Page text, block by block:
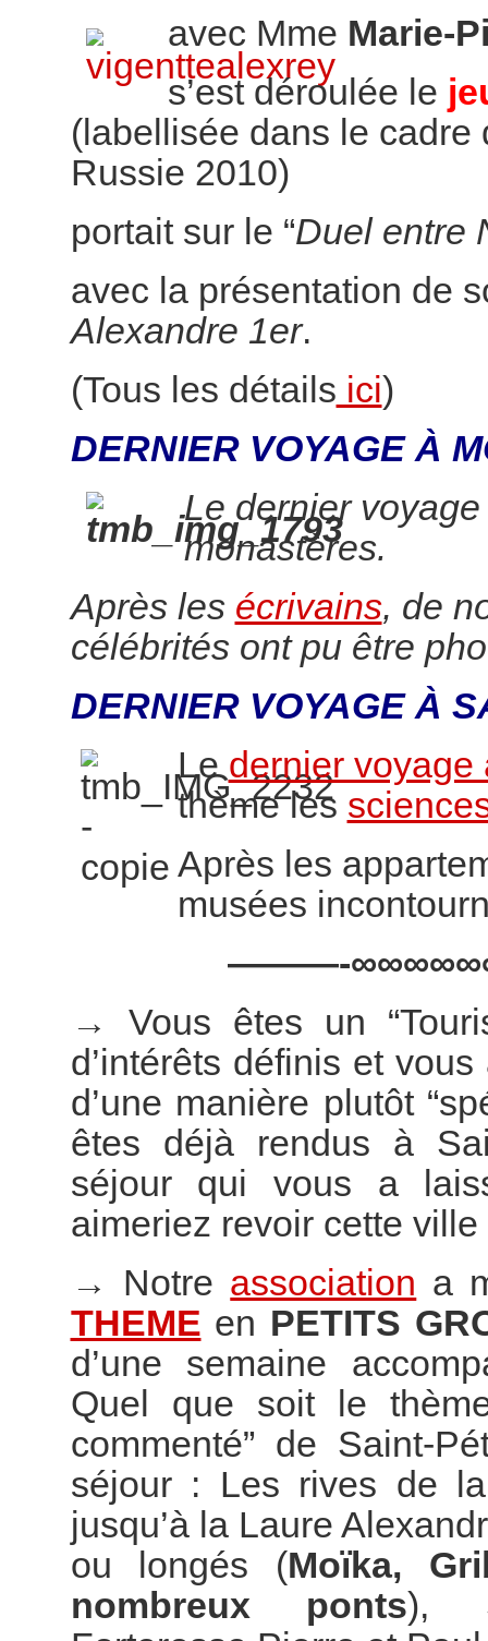
avec Mme Marie-
s’est déroulée le
(labellisée dans le cadre
Russie 2010)
portait sur le “Duel entre
avec la présentation de
Alexandre 1er.
(Tous les détails ici)
DERNIER VOYAGE À
Le dernier
monastères.
Après les écrivains, de
célébrités ont pu être
DERNIER VOYAGE À
Ledernier voyage
thème les
Après les
musées
———-
→Vous êtes un
d’intérêts définis et
d’une manière plutôt
êtes déjà rendus à
séjour qui vous a
aimeriez revoir cette
→ Notre association a
THEME en PETITS
d’une semaine
Quel que soit le
commenté” de Saint-
séjour : Les rives de
jusqu’à la Laure
ou longés (Moïka,
nombreux ponts),